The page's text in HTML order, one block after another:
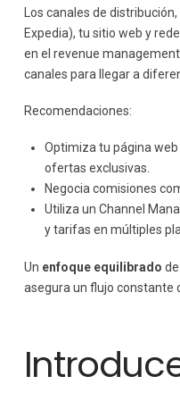
Los canales de
Expedia), tu sitio web y
en el revenue
canales para llegar a
Recomendaciones:
Optimiza tu página
ofertas exclusivas.
Negocia comisiones
Utiliza un Channel
y tarifas en múltiples
Un enfoque equilibrado
asegura un flujo constante